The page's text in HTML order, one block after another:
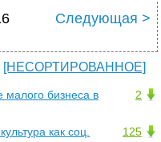
Следующая >
[НЕСОРТИРОВАННОЕ]
2
малого бизнеса в
125
как соц.